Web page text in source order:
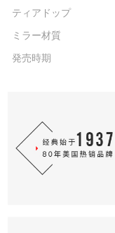
ティアドップ
ミラー材質
発売時期